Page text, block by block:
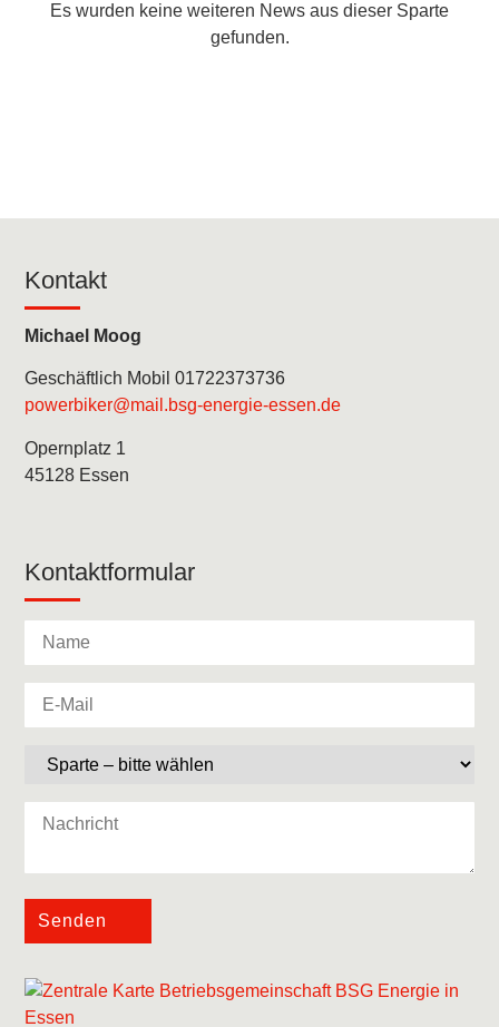
Es wurden keine weiteren News aus dieser Sparte
gefunden.
Kontakt
Michael Moog
Geschäftlich Mobil 01722373736
powerbiker@mail.bsg-energie-essen.de
Opernplatz 1
45128 Essen
Kontaktformular
Senden